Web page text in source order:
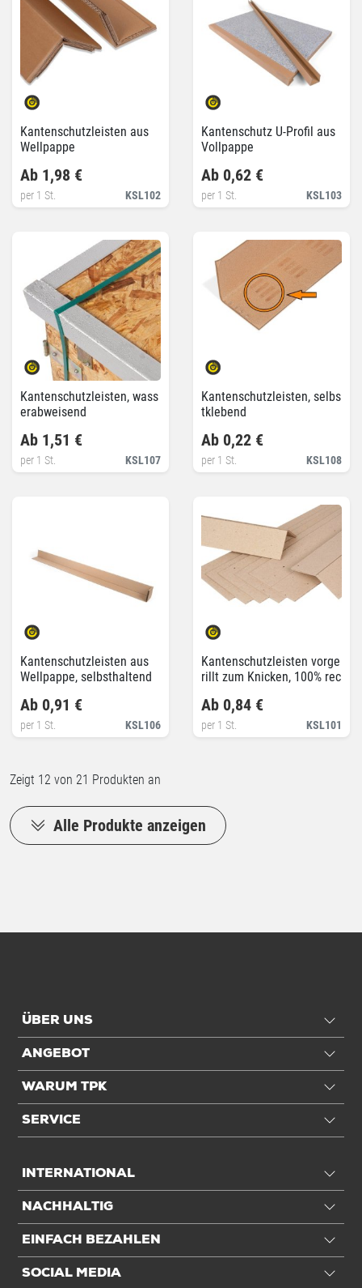
Kantenschutzleisten aus
Wellpappe
KSL102
Ab 1,98 €
per 1 St.
Kantenschutz U-Profil aus
Vollpappe
KSL103
Ab 0,62 €
per 1 St.
Kantenschutzleisten, wass
erabweisend
KSL107
Ab 1,51 €
per 1 St.
Kantenschutzleisten, selbs
tklebend
KSL108
Ab 0,22 €
per 1 St.
Kantenschutzleisten aus
Wellpappe, selbsthaltend
KSL106
Ab 0,91 €
per 1 St.
Kantenschutzleisten vorge
rillt zum Knicken, 100% rec
KSL101
Ab 0,84 €
per 1 St.
Zeigt 12 von 21 Produkten an
Alle Produkte anzeigen
ÜBER UNS
ANGEBOT
WARUM TPK
SERVICE
INTERNATIONAL
NACHHALTIG
EINFACH BEZAHLEN
SOCIAL MEDIA